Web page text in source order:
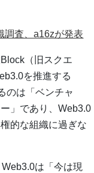
調査、a16zが発表
（旧スクエ
を推進する
のは「ベンチャ
」であり、Web3.0
的な組織に過ぎな
は「今は現